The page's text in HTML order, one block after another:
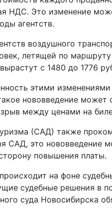
НДС. Это изменение
агентств.
воздушного
летящей по
с 1480 до 1776
этими
нововведение может
между ценами на
(САД) также
САД, это нововведение
повышения платы.
на фоне
судебные решения в
суда Новосибирска